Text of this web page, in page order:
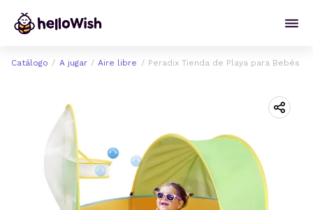
Catálogo A jugar Aire libre Peradix Tienda de Playa para Bebés